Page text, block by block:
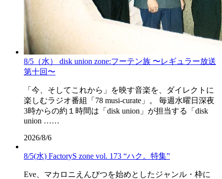
8/5（水） disk union zone:フーテン族 〜レギュラー放送
第十回〜
「今、そしてこれから」を映す音楽を、ダイレクトに
楽しむラジオ番組「78 musi-curate」。 毎週水曜日深夜
3時からの約１時間は「disk union」が担当する「disk
union ……
2026/8/6
8/5(水) FactoryS zone vol. 173 “ハク。特集”
Eve、マカロニえんぴつを始めとしたジャンル・枠に